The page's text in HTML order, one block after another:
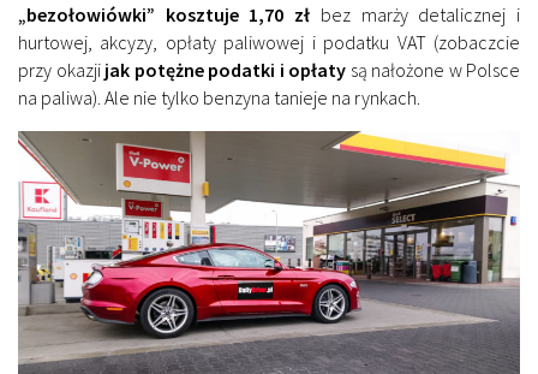
„bezołowiówki” kosztuje 1,70 zł bez marży detalicznej i
hurtowej, akcyzy, opłaty paliwowej i podatku VAT (zobaczcie
przy okazji jak potężne podatki i opłaty są nałożone w Polsce
na paliwa). Ale nie tylko benzyna tanieje na rynkach.